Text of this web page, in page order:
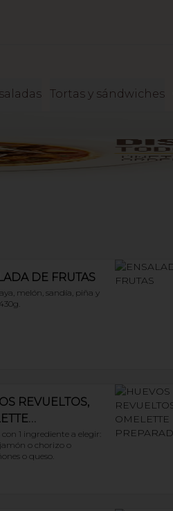
Tortas y sándwiches
DE FRUTAS
melón, sandía, piña y
REVUELTOS,
con 1 ingrediente a elegir:
o chorizo o
o queso.